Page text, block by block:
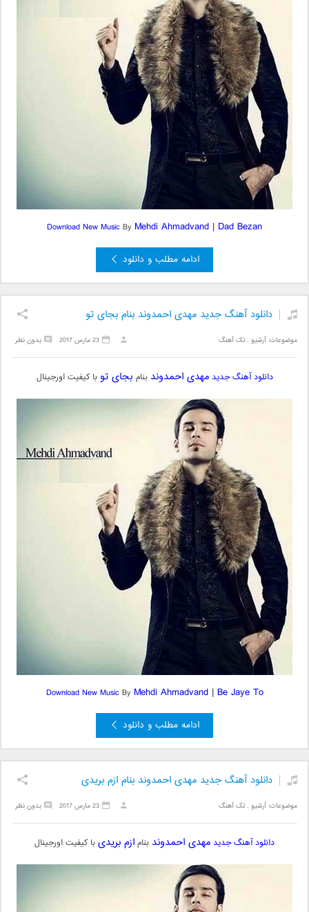
Download New MusicBy Mehdi Ahmadvand | Dad Bezan
ادامه مطلب و دانلود
دانلود آهنگ جدید مهدی احمدوند بنام بجای تو
موضوعات:آرشیو ,تک آهنگ بدون نظر 23 مارس 2017
دانلود آهنگ جدید مهدی احمدوند بنام بجای تو با کیفیت اورجینال
Download New MusicBy Mehdi Ahmadvand| Be Jaye To
ادامه مطلب و دانلود
دانلود آهنگ جدید مهدی احمدوند بنام ازم بریدی
موضوعات:آرشیو ,تک آهنگ بدون نظر 23 مارس 2017
دانلود آهنگ جدید مهدی احمدوند بنامازم بریدیبا کیفیت اورجینال